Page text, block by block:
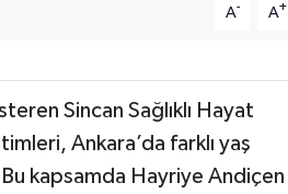
A- A+
Sincan Sağlıklı Hayat
Ankara’da farklı yaş
kapsamda Hayriye Andiçen